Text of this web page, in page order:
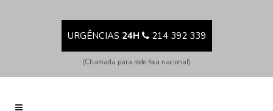
URGÊNCIAS 24H 214 392 339
(Chamada para rede fixa nacional)